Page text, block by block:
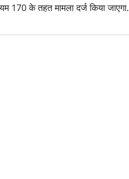
170 के तहत मामला दर्ज किया जाएगा.